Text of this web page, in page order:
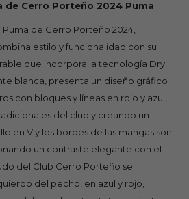
de Cerro Porteño 2024 Puma
de Cerro Porteño 2024,
estilo y funcionalidad con su
que incorpora la tecnología Dry
blanca, presenta un diseño gráfico
con bloques y líneas en rojo y azul,
del club y creando un
en V y los bordes de las mangas son
un contraste elegante con el
del Club Cerro Porteño se
del pecho, en azul y rojo,